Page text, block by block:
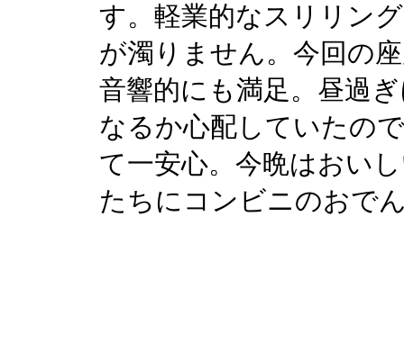
す。軽業的なスリリン
が濁りません。今回の
音響的にも満足。昼過
なるか心配していたの
て一安心。今晩はおい
たちにコンビニのおで